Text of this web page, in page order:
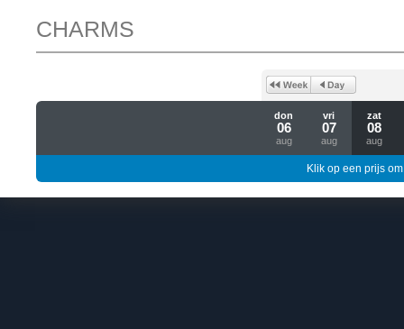
CHARMS
don
06
aug
vri
07
aug
zat
08
aug
Klik op een prijs